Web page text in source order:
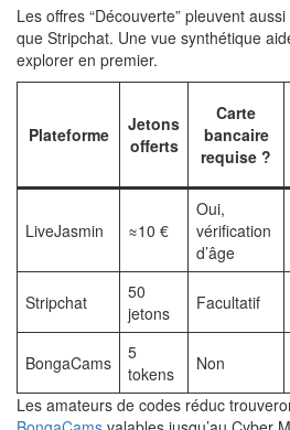
Les offres “Découverte” pleuvent
que Stripchat. Une vue synthétique
explorer en premier.
Plateforme
Jetons
offerts
Carte
bancaire
requise ?
LiveJasmin ≈10 €
Oui,
vérification
d’âge
Stripchat
50
jetons
Facultatif
BongaCams
5
tokens
Non
Les amateurs de codes réduc